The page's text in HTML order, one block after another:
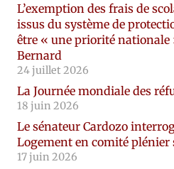
L’exemption des frais de
issus du système de
être « une priorité nationale
Bernard
24 juillet 2026
La Journée mondiale des
18 juin 2026
Le sénateur Cardozo
Logement en comité plénier
17 juin 2026